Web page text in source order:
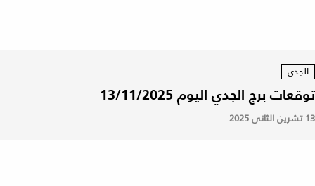
الجدي
توقعات برج الجدي اليوم 13/11/2025
13 تشرين الثاني 2025